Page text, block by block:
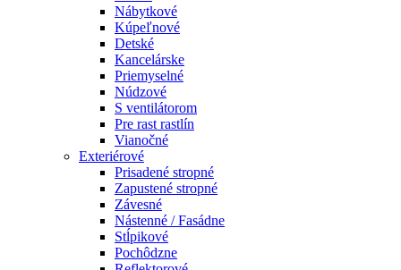
Nábytkové
Kúpeľnové
Detské
Kancelárske
Priemyselné
Núdzové
S ventilátorom
Pre rast rastlín
Vianočné
Exteriérové
Prisadené stropné
Zapustené stropné
Závesné
Nástenné / Fasádne
Stĺpikové
Pochôdzne